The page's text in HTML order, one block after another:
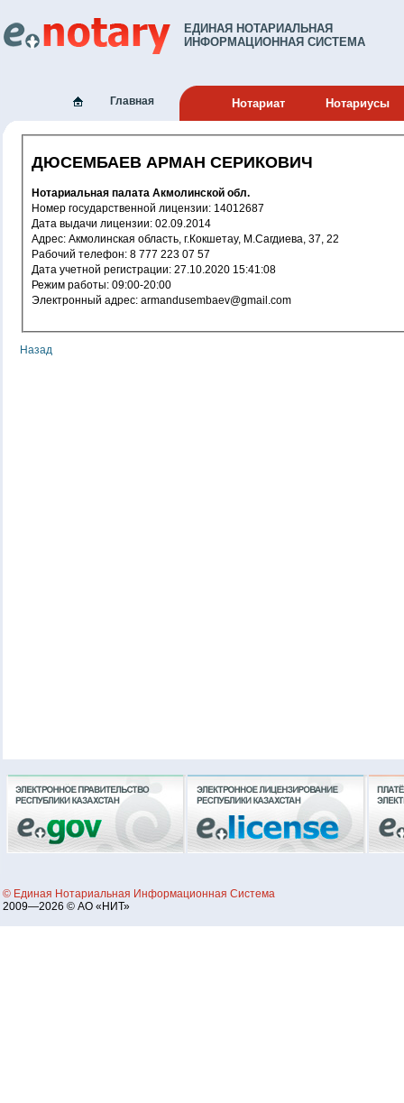
ЕДИНАЯ НОТАРИАЛЬНАЯ
ИНФОРМАЦИОННАЯ СИСТЕМА
Главная Нотариат Нотариусы
ДЮСЕМБАЕВ АРМАН СЕРИКОВИЧ
Нотариальная палата Акмолинской обл.
Номер государственной лицензии: 14012687
Дата выдачи лицензии: 02.09.2014
Адрес: Акмолинская область, г.Кокшетау, М.Сагдиева, 37, 22
Рабочий телефон: 8 777 223 07 57
Дата учетной регистрации: 27.10.2020 15:41:08
Режим работы: 09:00-20:00
Электронный адрес: armandusembaev@gmail.com
Назад
© Единая Нотариальная Информационная Система
2009—2026 © АО «НИТ»